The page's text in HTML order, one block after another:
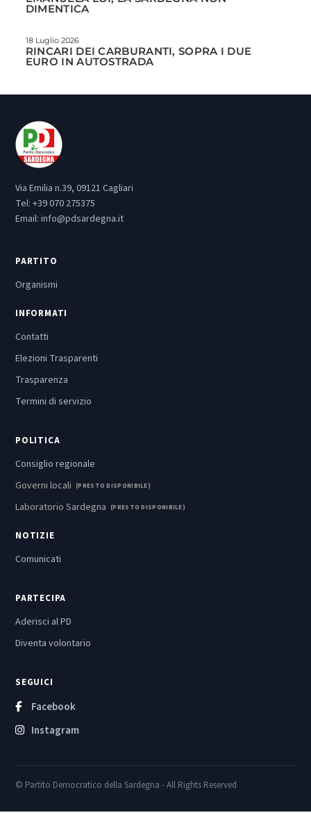
DIMENTICA
18 Luglio 2026
RINCARI DEI CARBURANTI, SOPRA I DUE
EURO IN AUTOSTRADA
Via Emilia n.39, 09121 Cagliari
Tel: +39 070 275375
Email: info@pdsardegna.it
PARTITO
Organismi
INFORMATI
Contatti
Elezioni Trasparenti
Trasparenza
Termini di servizio
POLITICA
Consiglio regionale
Governi locali (PRESTO DISPONIBILE)
Laboratorio Sardegna (PRESTO DISPONIBILE)
NOTIZIE
Comunicati
PARTECIPA
Aderisci al PD
Diventa volontario
SEGUICI
Facebook
Instagram
© Partito Democratico della Sardegna - All Rights Reserved